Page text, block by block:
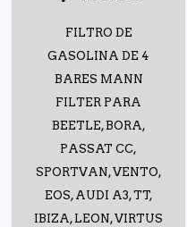
FILTRO DE
GASOLINA DE 4
BARES MANN
FILTER PARA
BEETLE, BORA,
PASSAT CC,
SPORTVAN, VENTO,
EOS, AUDI A3, TT,
IBIZA, LEON, VIRTUS